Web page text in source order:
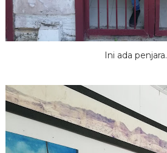
Ini ada penjara.